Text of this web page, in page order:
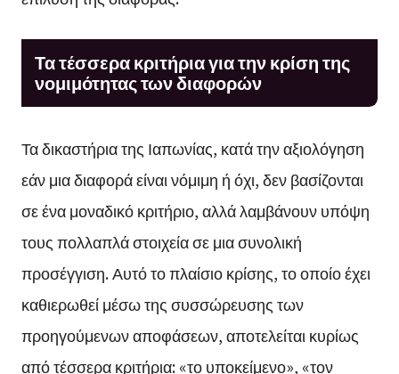
Τα τέσσερα κριτήρια για την κρίση της
νομιμότητας των διαφορών
Τα δικαστήρια της Ιαπωνίας, κατά την αξιολόγηση
εάν μια διαφορά είναι νόμιμη ή όχι, δεν βασίζονται
σε ένα μοναδικό κριτήριο, αλλά λαμβάνουν υπόψη
τους πολλαπλά στοιχεία σε μια συνολική
προσέγγιση. Αυτό το πλαίσιο κρίσης, το οποίο έχει
καθιερωθεί μέσω της συσσώρευσης των
προηγούμενων αποφάσεων, αποτελείται κυρίως
από τέσσερα κριτήρια: «το υποκείμενο», «τον